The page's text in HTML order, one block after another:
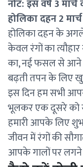
नोट: इस वर्ष 3
होलिका दहन 2
होलिका दहन के
केवल रंगों का
का, नई फसल से आने
बढ़ती तपन के लिए
इस दिन हम सभी
भूलकर एक दूसरे को
हमारी आपके लिए
जीवन में रंगों की
आपके गालों पर लगने